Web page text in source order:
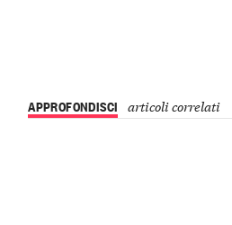
APPROFONDISCI articoli correlati